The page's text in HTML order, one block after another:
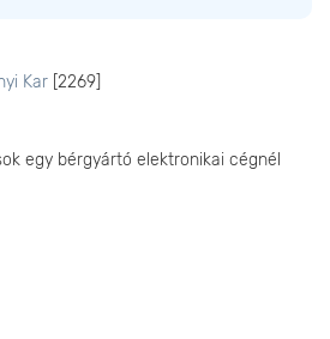
Kar [2269]
egy bérgyártó elektronikai cégnél